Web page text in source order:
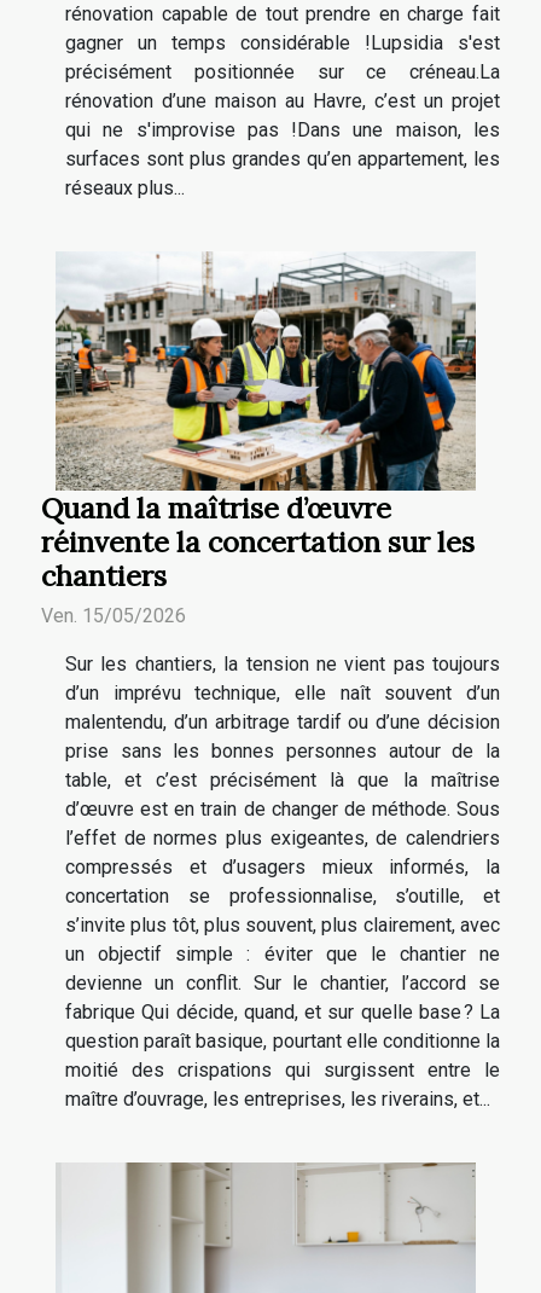
rénovation capable de tout prendre en charge fait
gagner un temps considérable !Lupsidia s'est
précisément positionnée sur ce créneau.La
rénovation d’une maison au Havre, c’est un projet
qui ne s'improvise pas !Dans une maison, les
surfaces sont plus grandes qu’en appartement, les
réseaux plus...
Quand la maîtrise d’œuvre
réinvente la concertation sur les
chantiers
Ven. 15/05/2026
Sur les chantiers, la tension ne vient pas toujours
d’un imprévu technique, elle naît souvent d’un
malentendu, d’un arbitrage tardif ou d’une décision
prise sans les bonnes personnes autour de la
table, et c’est précisément là que la maîtrise
d’œuvre est en train de changer de méthode. Sous
l’effet de normes plus exigeantes, de calendriers
compressés et d’usagers mieux informés, la
concertation se professionnalise, s’outille, et
s’invite plus tôt, plus souvent, plus clairement, avec
un objectif simple : éviter que le chantier ne
devienne un conflit. Sur le chantier, l’accord se
fabrique Qui décide, quand, et sur quelle base ? La
question paraît basique, pourtant elle conditionne la
moitié des crispations qui surgissent entre le
maître d’ouvrage, les entreprises, les riverains, et...